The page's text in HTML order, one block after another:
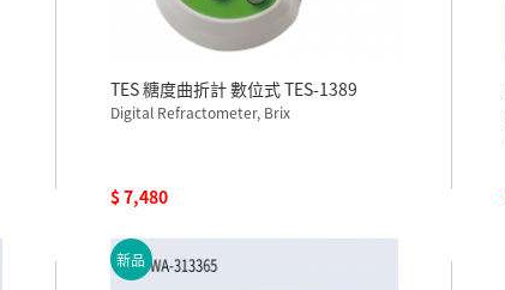
TES 糖度曲折計 數位式 TES-1389
Digital Refractometer, Brix
$ 7,480
新品